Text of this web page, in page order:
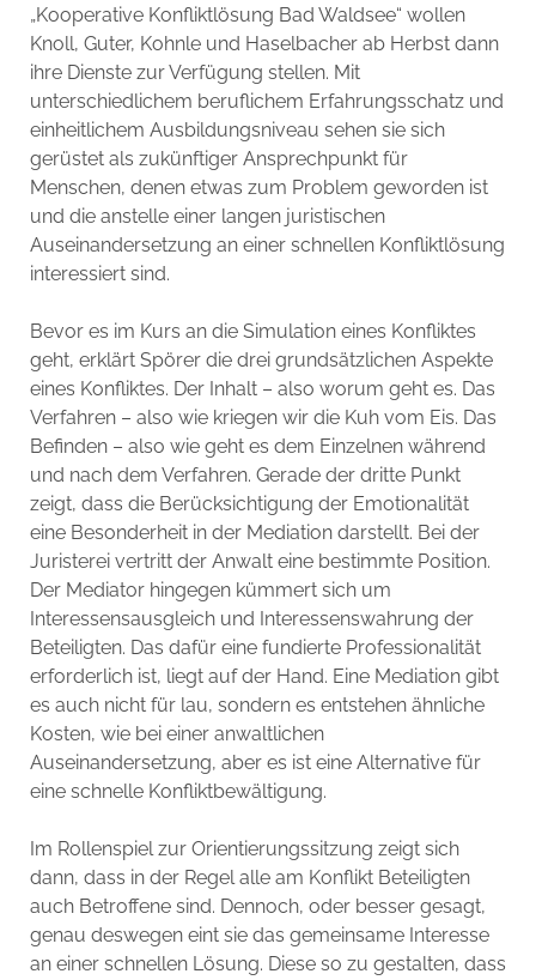
„Kooperative Konfliktlösung Bad Waldsee“ wollen
Knoll, Guter, Kohnle und Haselbacher ab Herbst dann
ihre Dienste zur Verfügung stellen. Mit
unterschiedlichem beruflichem Erfahrungsschatz und
einheitlichem Ausbildungsniveau sehen sie sich
gerüstet als zukünftiger Ansprechpunkt für
Menschen, denen etwas zum Problem geworden ist
und die anstelle einer langen juristischen
Auseinandersetzung an einer schnellen Konfliktlösung
interessiert sind.
Bevor es im Kurs an die Simulation eines Konfliktes
geht, erklärt Spörer die drei grundsätzlichen Aspekte
eines Konfliktes. Der Inhalt – also worum geht es. Das
Verfahren – also wie kriegen wir die Kuh vom Eis. Das
Befinden – also wie geht es dem Einzelnen während
und nach dem Verfahren. Gerade der dritte Punkt
zeigt, dass die Berücksichtigung der Emotionalität
eine Besonderheit in der Mediation darstellt. Bei der
Juristerei vertritt der Anwalt eine bestimmte Position.
Der Mediator hingegen kümmert sich um
Interessensausgleich und Interessenswahrung der
Beteiligten. Das dafür eine fundierte Professionalität
erforderlich ist, liegt auf der Hand. Eine Mediation gibt
es auch nicht für lau, sondern es entstehen ähnliche
Kosten, wie bei einer anwaltlichen
Auseinandersetzung, aber es ist eine Alternative für
eine schnelle Konfliktbewältigung.
Im Rollenspiel zur Orientierungssitzung zeigt sich
dann, dass in der Regel alle am Konflikt Beteiligten
auch Betroffene sind. Dennoch, oder besser gesagt,
genau deswegen eint sie das gemeinsame Interesse
an einer schnellen Lösung. Diese so zu gestalten, dass